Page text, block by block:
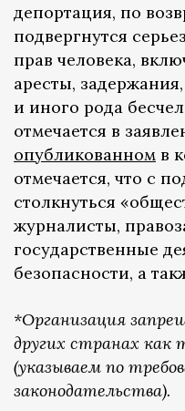
депортация, по
подвергнутся
прав человека,
аресты,
и иного рода
отмечается в
опубликованном в
отмечается, что с
столкнуться
журналисты,
государственные
безопасности, а
*Организация
других странах как
(указываем по
законодательства).